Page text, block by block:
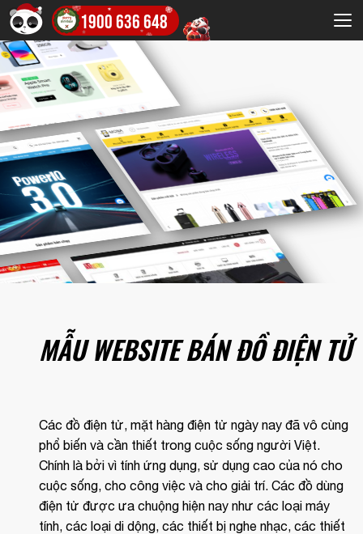
1900 636 648
MẪU WEBSITE BÁN ĐỒ ĐIỆN TỬ
Các đồ điện tử, mặt hàng điện tử ngày nay đã vô cùng
phổ biến và cần thiết trong cuộc sống người Việt.
Chính là bởi vì tính ứng dụng, sử dụng cao của nó cho
cuộc sống, cho công việc và cho giải trí. Các đồ dùng
điện tử được ưa chuộng hiện nay như các loại máy
tính, các loại di dộng, các thiết bị nghe nhạc, các thiết